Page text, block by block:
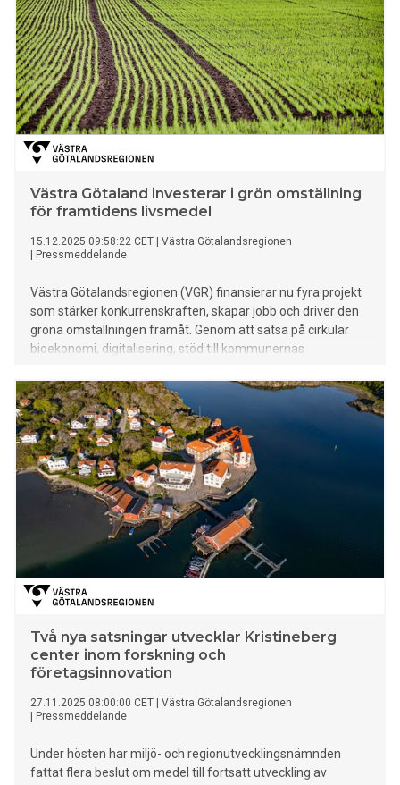
Västra Götaland investerar i grön omställning
för framtidens livsmedel
15.12.2025 09:58:22 CET
Västra Götalandsregionen
Pressmeddelande
Västra Götalandsregionen (VGR) finansierar nu fyra projekt
som stärker konkurrenskraften, skapar jobb och driver den
gröna omställningen framåt. Genom att satsa på cirkulär
bioekonomi, digitalisering, stöd till kommunernas
steg mot ett hållbart och fossiloberoende
livsmedelssystem.
Två nya satsningar utvecklar Kristineberg
center inom forskning och
företagsinnovation
27.11.2025 08:00:00 CET
Västra Götalandsregionen
Pressmeddelande
Under hösten har miljö- och regionutvecklingsnämnden
fattat flera beslut om medel till fortsatt utveckling av